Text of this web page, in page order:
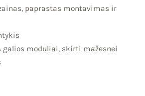
paprastas montavimas ir
galios moduliai, skirti mažesnei